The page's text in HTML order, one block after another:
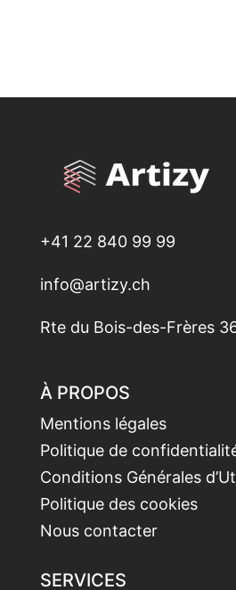
+41 22 840 99 99
info@artizy.ch
Rte du Bois-des-Frères
À PROPOS
Mentions légales
Politique de
Conditions Générales
Politique des cookies
Nous contacter
SERVICES